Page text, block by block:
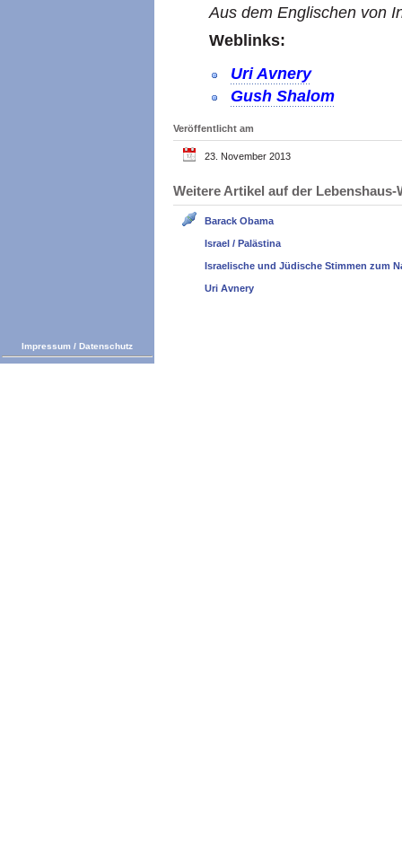
Aus dem Englischen von
Weblinks:
Uri Avnery
Gush Shalom
Veröffentlicht am
23. November 2013
Weitere Artikel auf der
Barack Obama
Israel / Palästina
Israelische und Jüdische Stimmen zum
Uri Avnery
Impressum / Datenschutz